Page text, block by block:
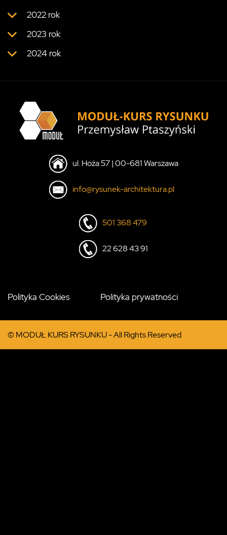
2022 rok
2023 rok
2024 rok
ul. Hoża 57 | 00-681 Warszawa
info@rysunek-architektura.pl
501 368 479
22 628 43 91
Polityka Cookies Polityka prywatności
© MODUŁ KURS RYSUNKU - All Rights Reserved